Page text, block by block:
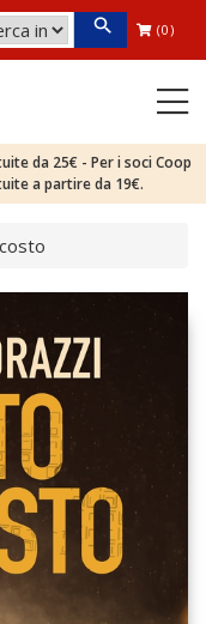
(0)
da 25€ - Per i soci Coop
a partire da 19€.